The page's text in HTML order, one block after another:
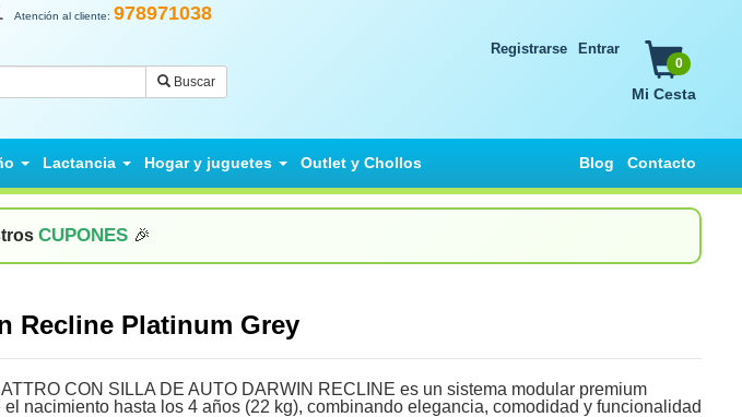
Atención al cliente: 978971038
Buscar
0
Mi Cesta
Registrarse Entrar
Lactancia Hogar y juguetes Outlet y Chollos Contacto
Blog
CUPONES 🎉
Recline Platinum Grey
CON SILLA DE AUTO DARWIN RECLINE es un sistema modular premium
nacimiento hasta los 4 años (22 kg), combinando elegancia, comodidad y funcionalidad